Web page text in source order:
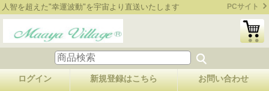
人智を超えた"幸運波動"を宇宙より直送いたします PCサイト
ログイン 新規登録はこちら お問い合わせ